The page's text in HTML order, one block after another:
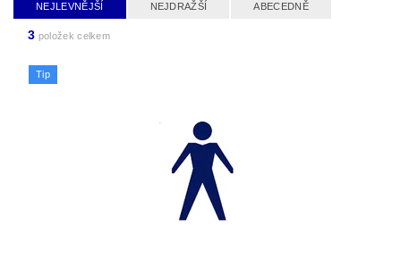
NEJLEVNĚJŠÍ NEJDRAŽŠÍ ABECEDNĚ
3 položek celkem
Tip